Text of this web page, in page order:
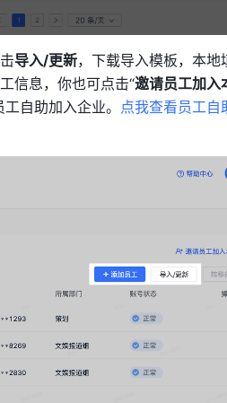
导入/更新，下载导入模板，本地
信息，你也可点击“邀请员工加入
自助加入企业。 点我查看员工自